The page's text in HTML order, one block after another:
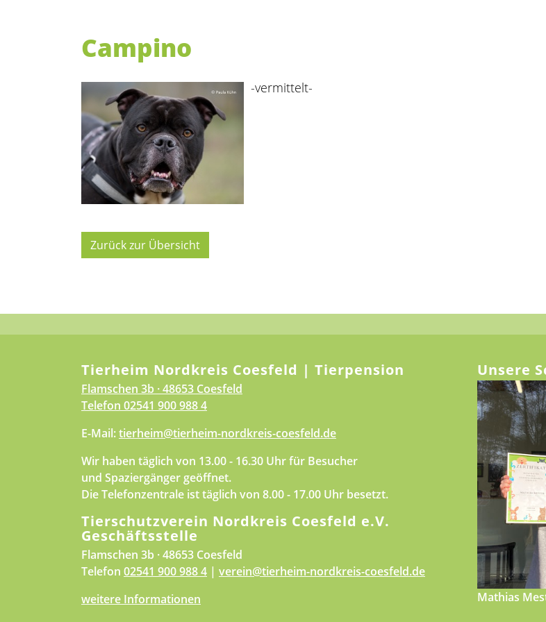
Campino
-vermittelt-
Zurück zur Übersicht
Tierheim Nordkreis Coesfeld | Tierpension
Flamschen 3b · 48653 Coesfeld
Telefon 02541 900 988 4
E-Mail:tierheim@tierheim-nordkreis-coesfeld.de
Wir haben täglich von 13.00 - 16.30 Uhr für Besucher
und Spaziergänger geöffnet.
Die Telefonzentrale ist täglich von 8.00 - 17.00 Uhr besetzt.
Tierschutzverein Nordkreis Coesfeld e.V.
Geschäftsstelle
Flamschen 3b · 48653 Coesfeld
Telefon 02541 900 988 4 | verein@tierheim-nordkreis-coesfeld.de
weitere Informationen
Unsere
Mathias